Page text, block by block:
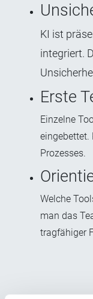
KI ist
integriert.
Erste
Einzelne
eingebettet.
Prozesses.
Welche
man das
tragfähiger